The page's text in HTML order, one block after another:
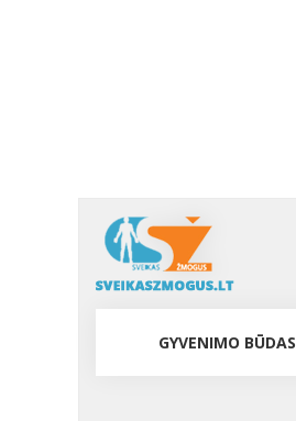
GYVENIMO BŪDAS